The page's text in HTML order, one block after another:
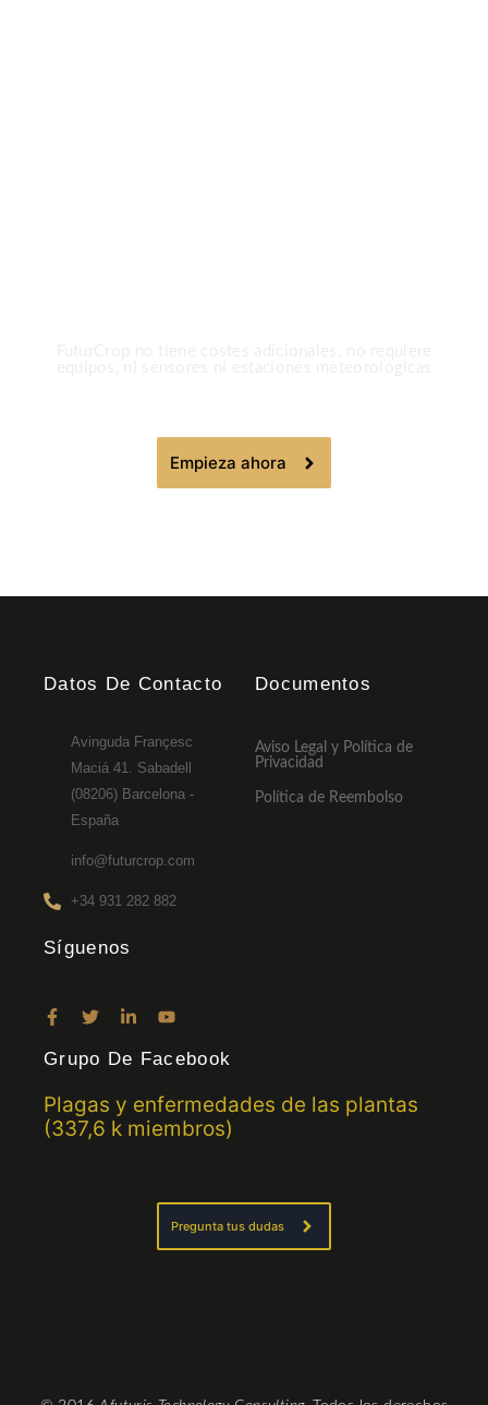
Empieza ahora
Datos De Contacto
Avinguda Françesc
Maciá 41. Sabadell
(08206) Barcelona -
España
info@futurcrop.com
+34 931 282 882
Documentos
Aviso Legal y Política de
Privacidad
Política de Reembolso
Síguenos
F
c
e
o
o
k
T
i
t
e
r
L
n
k
d
i
n
Y
u
t
b
e
Grupo De Facebook
Plagas y enfermedades de las plantas
(337,6 k miembros)
Pregunta tus dudas